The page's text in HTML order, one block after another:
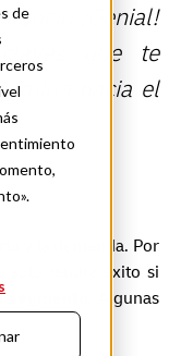
de
¡Genial!
que te
hacia el
y la demanda. Por
solo tendrá éxito si
Algunas